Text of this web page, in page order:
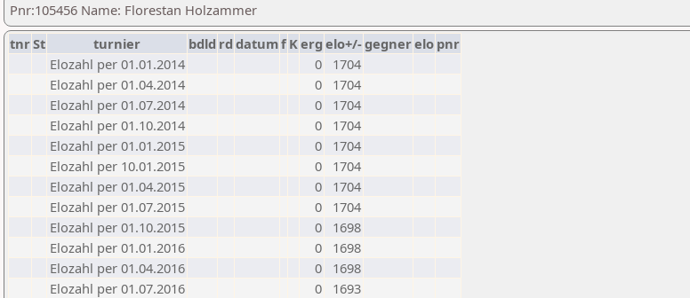
Pnr:105456 Name: Florestan Holzammer
tnrSt turnier bdld rd datumf Kerg elo+/-gegnerelo pnr
Elozahl per 01.01.2014
0
1704
Elozahl per 01.04.2014
0
1704
Elozahl per 01.07.2014
0
1704
Elozahl per 01.10.2014
0
1704
Elozahl per 01.01.2015
0
1704
Elozahl per 10.01.2015
0
1704
Elozahl per 01.04.2015
0
1704
Elozahl per 01.07.2015
0
1704
Elozahl per 01.10.2015
0
1698
Elozahl per 01.01.2016
0
1698
Elozahl per 01.04.2016
0
1698
Elozahl per 01.07.2016
0
1693